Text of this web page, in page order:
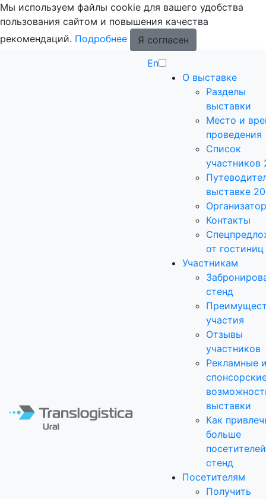
Мы используем файлы cookie для вашего удобства
пользования сайтом и повышения качества
рекомендаций. Подробнее
Я согласен
En
О выставке
Разделы
выставки
Место и
проведения
Список
участников
выставке
Контакты
от гостиниц
Участникам
стенд
участия
Отзывы
участников
Рекламные
выставки
Как
больше
стенд
Посетителям
Получить